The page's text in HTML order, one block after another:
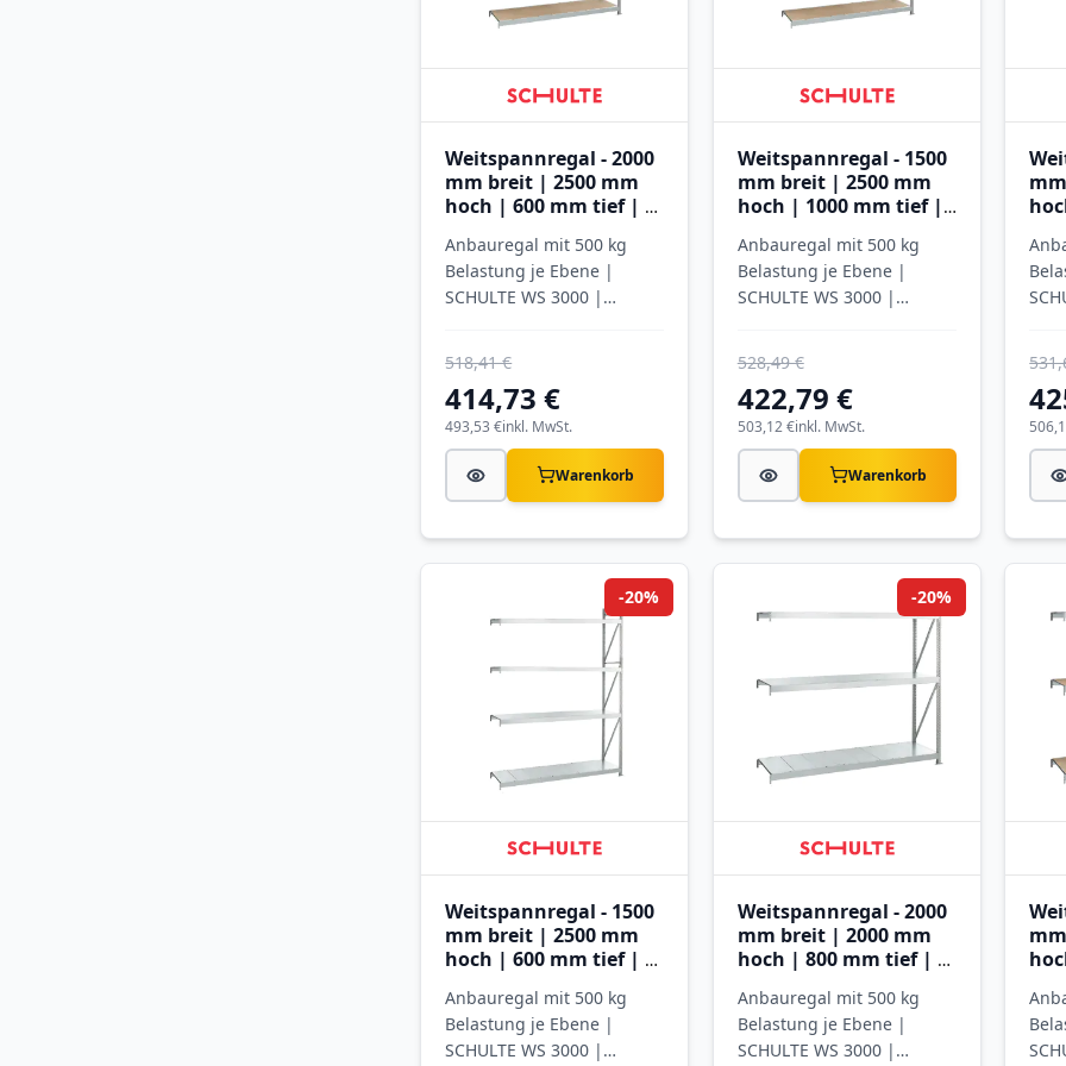
Weitspannregal - 2000
mm breit | 2500 mm
hoch | 600 mm tief | 4
Spanplatten
Anbauregal mit 500 kg
Belastung je Ebene |
SCHULTE WS 3000 |
414,73 €
518,41 €
inkl. MwSt.
493,53 €
Warenkorb
Weitspannregal - 1500
mm breit | 2500 mm
hoch | 1000 mm tief |
Spanplatten
Anbauregal mit 500 kg
Belastung je Ebene |
SCHULTE WS 3000 |
422,79 €
528,49 €
inkl. MwSt.
503,12 €
Warenkorb
Weitspannregal - 1500
mm breit | 2500 mm
hoch | 600 mm tief | 4
Stahlpaneele
Anbauregal mit 500 kg
Belastung je Ebene |
SCHULTE WS 3000 |
-20%
Weitspannregal - 2000
mm breit | 2000 mm
hoch | 800 mm tief | 3
Stahlpaneele
Anbauregal mit 500 kg
Belastung je Ebene |
SCHULTE WS 3000 |
-20%